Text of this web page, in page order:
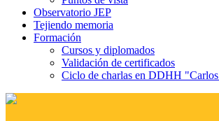
Observatorio JEP
Tejiendo memoria
Formación
Cursos y diplomados
Validación de certificados
Ciclo de charlas en DDHH